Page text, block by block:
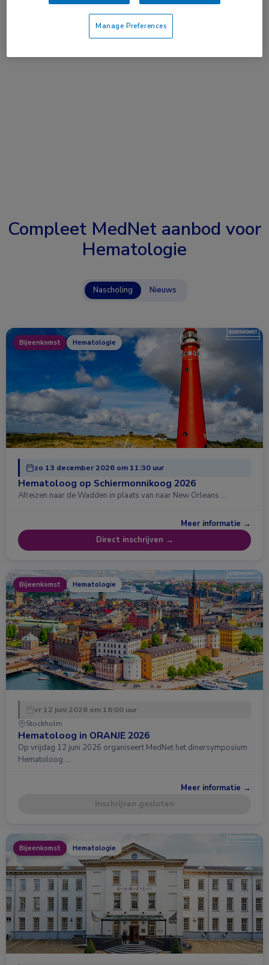
Compleet MedNet aanbod voor
Hematologie
Nascholing Nieuws
Bijeenkomst Hematologie
zo 13 december 2026 om 11:30 uur
Hematoloog op Schiermonnikoog 2026
Afreizen naar de Wadden in plaats van naar New Orleans …
Meer informatie →
Direct inschrijven →
Bijeenkomst Hematologie
vr 12 juni 2026 om 18:00 uur
Stockholm
Hematoloog in ORANJE 2026
Op vrijdag 12 juni 2026 organiseert MedNet het dinersymposium
Hematoloog …
Meer informatie →
Inschrijven gesloten
Bijeenkomst Hematologie
Manage Preferences